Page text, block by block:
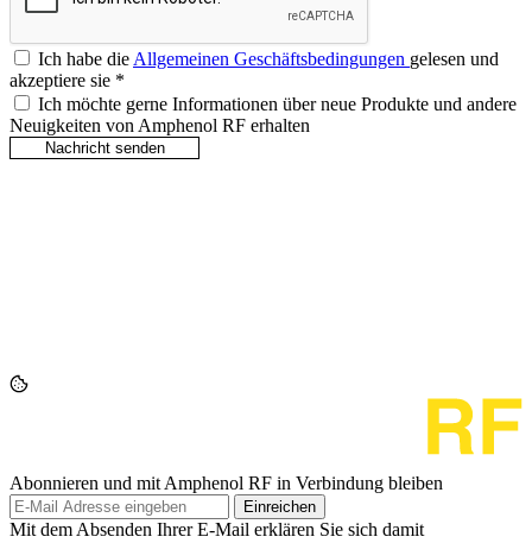
Ich habe dieAllgemeinen Geschäftsbedingungen gelesen und
akzeptiere sie *
Ich möchte gerne Informationen über neue Produkte und andere
Neuigkeiten von Amphenol RF erhalten
Abonnieren und mit Amphenol RF in Verbindung bleiben
Einreichen
Mit dem Absenden Ihrer E-Mail erklären Sie sich damit